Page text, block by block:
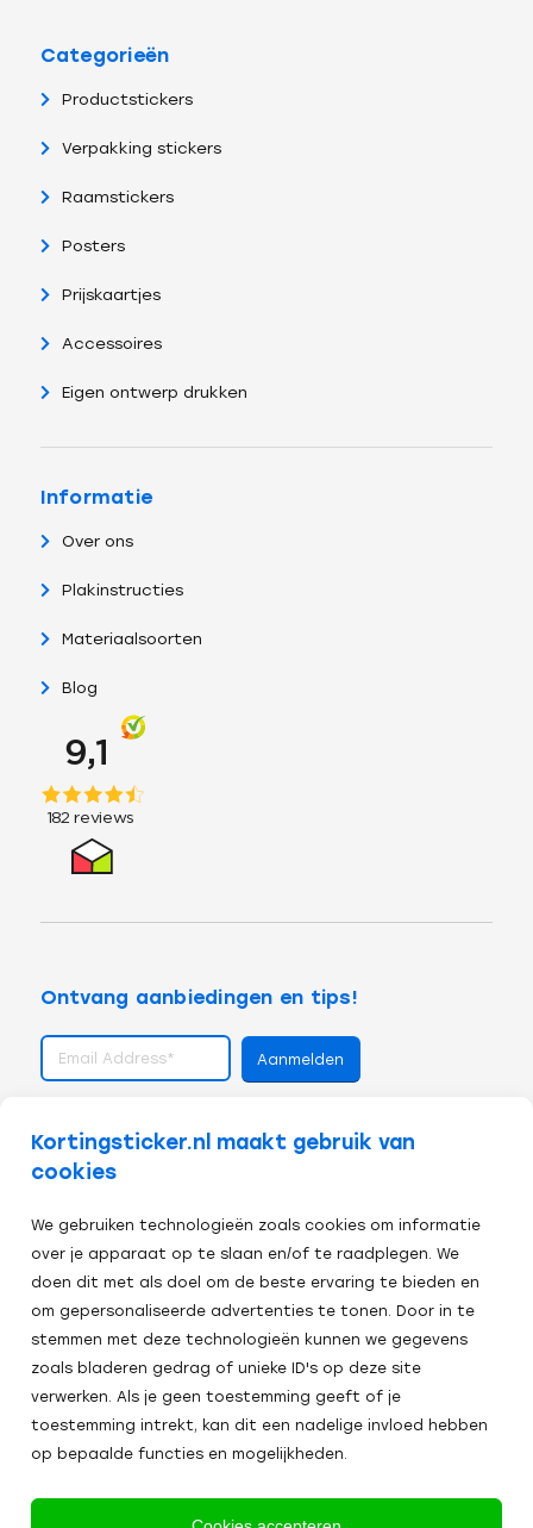
Kortingsticker.nl maakt gebruik van
cookies
We gebruiken technologieën zoals cookies om informatie
over je apparaat op te slaan en/of te raadplegen. We
doen dit met als doel om de beste ervaring te bieden en
om gepersonaliseerde advertenties te tonen. Door in te
stemmen met deze technologieën kunnen we gegevens
zoals bladeren gedrag of unieke ID's op deze site
verwerken. Als je geen toestemming geeft of je
toestemming intrekt, kan dit een nadelige invloed hebben
op bepaalde functies en mogelijkheden.
Categorieën
Productstickers
Verpakking stickers
Raamstickers
Posters
Prijskaartjes
Accessoires
Eigen ontwerp drukken
Informatie
Over ons
Plakinstructies
Materiaalsoorten
Blog
Ontvang aanbiedingen en tips!
Veilig afrekenen: